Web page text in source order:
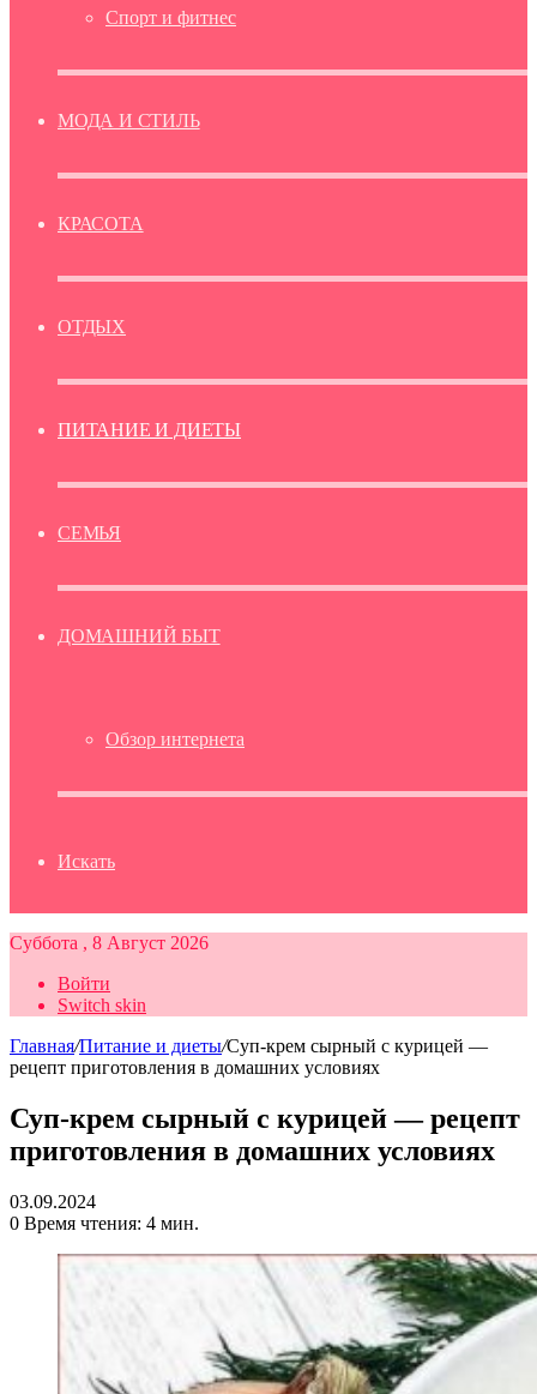
Спорт и фитнес
МОДА И СТИЛЬ
КРАСОТА
ОТДЫХ
ПИТАНИЕ И ДИЕТЫ
СЕМЬЯ
ДОМАШНИЙ БЫТ
Обзор интернета
Искать
Суббота , 8 Август 2026
Войти
Switch skin
Главная/Питание и диеты/Суп-крем сырный с курицей —
рецепт приготовления в домашних условиях
Суп-крем сырный с курицей — рецепт
приготовления в домашних условиях
03.09.2024
0 Время чтения: 4 мин.